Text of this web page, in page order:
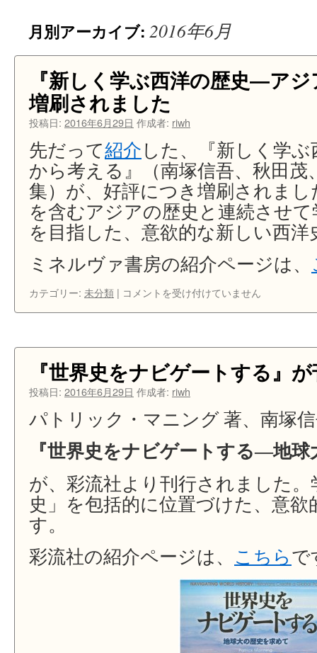
ツ
ス
ッ
プ
月別アーカイブ: 2016年6月
『新しく学ぶ西洋の歴史―ア
増刷されました
投稿日: 2016年6月29日 作成者: riwh
先だって紹介した、『新しく学
から考える』（南塚信吾、秋田茂
集）が、好評につき増刷されま
を含むアジアの歴史と連続させ
を目指した、意欲的な新しい西
ミネルヴァ書房の紹介ページは、
カテゴリー: 未分類 | 『新
ぶ
洋
の
ア
ジ
ア
か
ら
考
る』
が
コメントを受け付けていません
『世界史をナビゲートする』
投稿日: 2016年6月29日 作成者: riwh
パトリック・マニング 著、南塚
『世界史をナビゲートする―地
が、彩流社より刊行されました
史」を包括的に位置づけた、意
す。
彩流社の紹介ページは、 こちらで